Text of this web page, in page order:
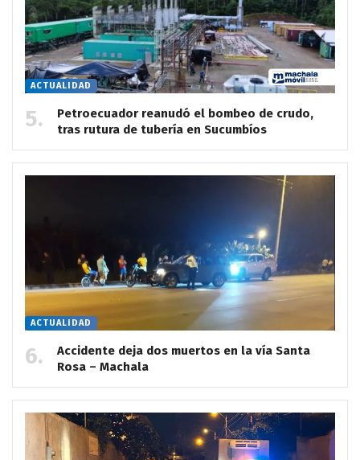
ACTUALIDAD
Petroecuador reanudó el bombeo de crudo,
tras rutura de tubería en Sucumbíos
ACTUALIDAD
Accidente deja dos muertos en la vía Santa
Rosa – Machala